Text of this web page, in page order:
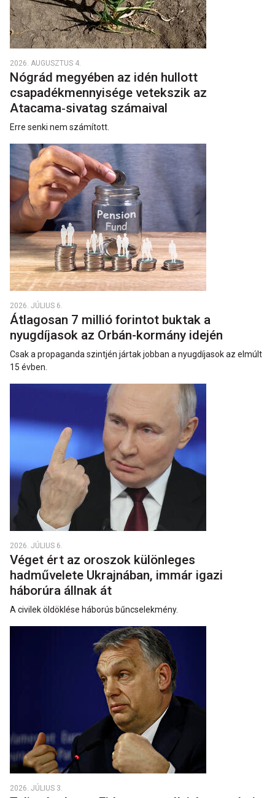
2026. AUGUSZTUS 4.
Nógrád megyében az idén hullott
csapadékmennyisége vetekszik az
Atacama‑sivatag számaival
Erre senki nem számított.
2026. JÚLIUS 6.
Átlagosan 7 millió forintot buktak a
nyugdíjasok az Orbán-kormány idején
Csak a propaganda szintjén jártak jobban a nyugdíjasok az elmúlt
15 évben.
2026. JÚLIUS 6.
Véget ért az oroszok különleges
hadművelete Ukrajnában, immár igazi
háborúra állnak át
A civilek öldöklése háborús bűncselekmény.
2026. JÚLIUS 3.